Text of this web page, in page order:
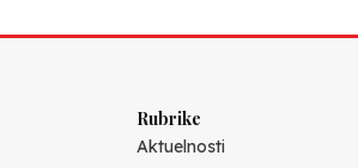
Rubrike
Aktuelnosti